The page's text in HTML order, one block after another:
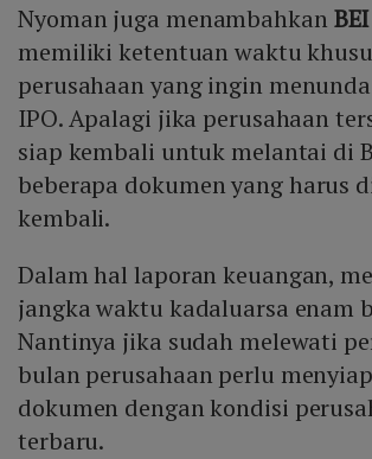
Nyoman juga menambahkan BEI
memiliki ketentuan waktu
perusahaan yang ingin
IPO. Apalagi jika perusahaan
siap kembali untuk melantai di
beberapa dokumen yang harus
kembali.
Dalam hal laporan keuangan,
jangka waktu kadaluarsa enam
Nantinya jika sudah melewati
bulan perusahaan perlu
dokumen dengan kondisi
terbaru.